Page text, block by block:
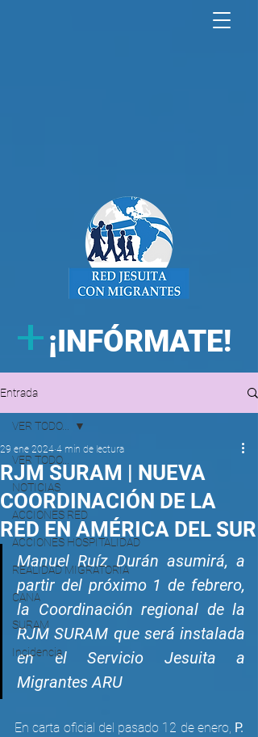
+¡INFÓRMATE!
Entrada
VER TODO...
NOTICIAS
ACCIONES RED
ACCIONES HOSPITALIDAD
REALIDAD MIGRATORIA
CANA
SURAM
Incidencia
VER TODO...
RJM SURAM | NUEVA
COORDINACIÓN DE LA
RED EN AMÉRICA DEL SUR
29 ene 2024 4 min de lectura
Manuel Ruíz Durán asumirá, a
partir del próximo 1 de febrero,
la Coordinación regional de la
RJM SURAM que será instalada
en el Servicio Jesuita a
Migrantes ARU
En carta oficial del pasado 12 de enero, P.